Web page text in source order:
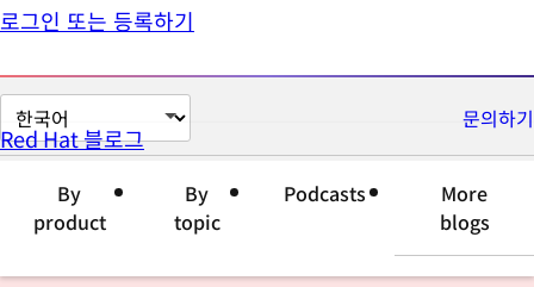
로그인 또는 등록하기
페
이
변
문의하기
Red Hat 블로그
By
product
By
topic
Podcasts
More
blogs